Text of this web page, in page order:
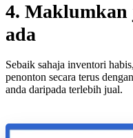
4. Maklumkan
ada
Sebaik sahaja inventori
penonton secara terus
anda daripada terlebih jual.